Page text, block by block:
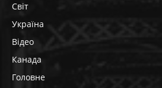
Світ
Україна
Відео
Канада
Головне